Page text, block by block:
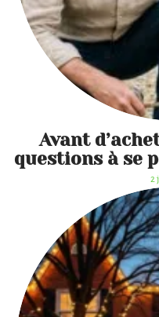
Avant
questions à se
2